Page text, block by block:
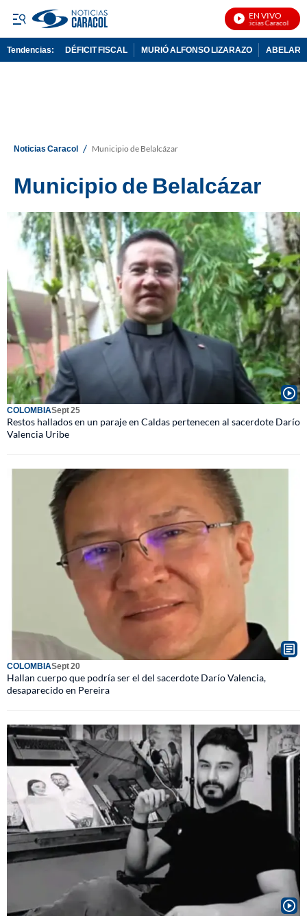
EN VIVO
Noticias Caracol En
Tendencias: DÉFICIT FISCAL MURIÓ ALFONSO LIZARAZO
Noticias Caracol / Municipio de Belalcázar
Municipio de Belalcázar
COLOMBIASept 25
Restos hallados en un paraje en Caldas pertenecen al sacerdote Darío
Valencia Uribe
COLOMBIASept 20
Hallan cuerpo que podría ser el del sacerdote Darío Valencia,
desaparecido en Pereira